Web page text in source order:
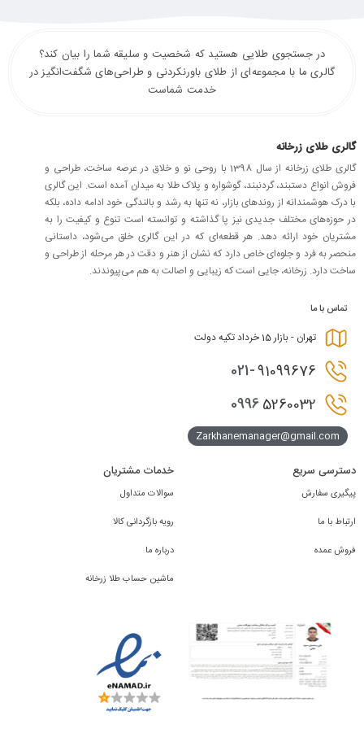
در جستجوی طلایی هستید که شخصیت و سلیقه شما را بیان کند؟
گالری ما با مجموعه‌ای از طلای باورنکردنی و طراحی‌های شگفت‌انگیز در
خدمت شماست
گالری طلای زرخانه
گالری طلای زرخانه از سال 1398 با روحی نو و خلاق در عرصه ساخت، طراحی و
فروش انواع دستبند، گردنبند، گوشواره و پلاک طلا به میدان آمده است. این گالری
با درک هوشمندانه از روندهای بازار، نه تنها به رشد و بالندگی خود ادامه داده، بلکه
در حوزه‌های مختلف جدیدی نیز پا گذاشته و توانسته است تنوع و کیفیت را به
مشتریان خود ارائه دهد. هر قطعه‌ای که در این گالری خلق می‌شود، داستانی
منحصر به فرد و جلوه‌ای خاص دارد که نشان از هنر و دقت در هر مرحله از طراحی و
ساخت دارد. زرخانه، جایی است که زیبایی و اصالت به هم می‌پیوندند.
تماس با ما
تهران - بازار 15 خرداد تکیه دولت
021-91099676
09965260032
Zarkhanemanager@gmail.com
دسترسی سریع
پیگیری سفارش
ارتباط با ما
فروش عمده
خدمات مشتریان
سوالات متداول
رویه بازگردانی کالا
درباره ما
ماشین حساب طلا زرخانه